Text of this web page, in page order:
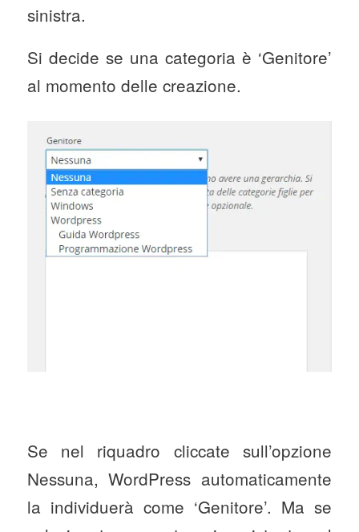
sinistra.
Si decide se una categoria è ‘Genitore’
al momento delle creazione.
Se nel riquadro cliccate sull’opzione
Nessuna, WordPress automaticamente
la individuerà come ‘Genitore’. Ma se